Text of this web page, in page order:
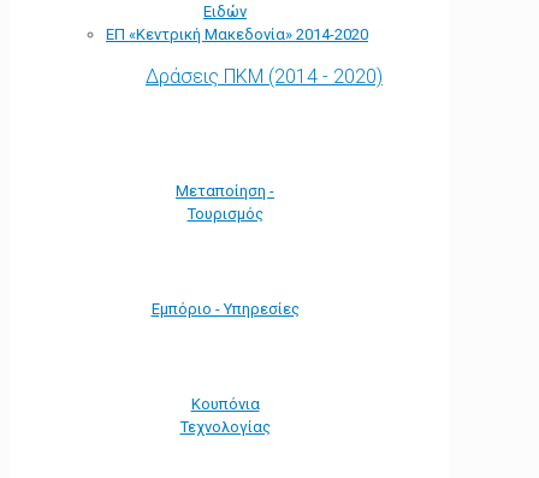
Ειδών
ΕΠ «Kεντρική Μακεδονία» 2014-2020
Δράσεις ΠΚΜ (2014 - 2020)
Μεταποίηση -
Τουρισμός
Εμπόριο - Υπηρεσίες
Κουπόνια
Τεχνολογίας